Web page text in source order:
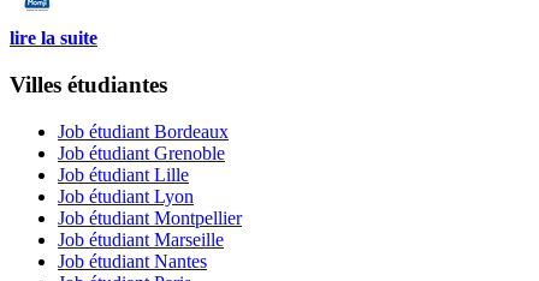
lire la suite
Villes étudiantes
Job étudiant Bordeaux
Job étudiant Grenoble
Job étudiant Lille
Job étudiant Lyon
Job étudiant Montpellier
Job étudiant Marseille
Job étudiant Nantes